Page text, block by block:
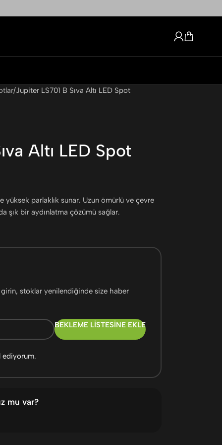
Jupiter LS701 B Sıva Altı LED Spot
Altı LED Spot
parlaklık sunar. Uzun ömürlü ve çevre
şık bir aydınlatma çözümü sağlar.
stoklar yenilendiğinde size haber
BEKLEME LISTESINE EKLE
ediyorum.
mu var?